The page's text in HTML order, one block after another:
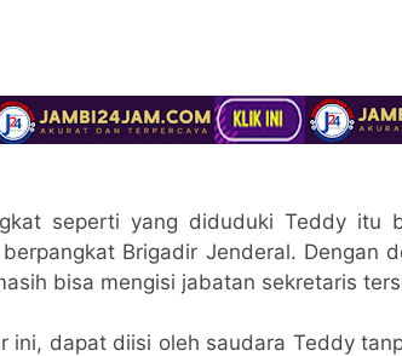
seperti yang diduduki Teddy itu
Brigadir Jenderal. Dengan
bisa mengisi jabatan sekretaris
ini, dapat diisi oleh saudara Teddy